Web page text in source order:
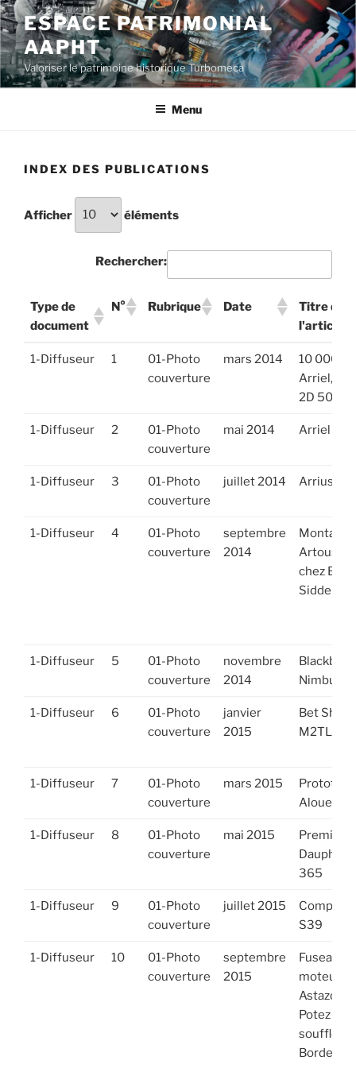
Aller
au
contenu
principal
ESPACE PATRIMONIAL
AAPHT
Valoriser le patrimoine historique Turbomeca
Menu
INDEX DES PUBLICATIONS
Afficher éléments
Rechercher:
Type de
document
N° Rubrique Date
Titre de
l'article
Type de
N° Rubrique
Titre de
l'article
1-Diffuseur 1
01-Photo
couverture
mars 2014
10
Arriel,
2D 50015
1-Diffuseur 2
01-Photo
couverture
mai 2014 Arriel 101
1-Diffuseur 3
01-Photo
couverture
juillet 2014 Arrius 2R
1-Diffuseur 4
01-Photo
couverture
septembre
2014
Montage
Artouste
chez
Siddeley
1-Diffuseur 5
01-Photo
couverture
novembre
2014
Blackburn
Nimbus
1-Diffuseur 6
01-Photo
couverture
janvier
2015
Bet
M2TL
1-Diffuseur 7
01-Photo
couverture
mars 2015
Prototype
Alouette
1-Diffuseur 8
01-Photo
couverture
mai 2015
Premier
Dauphin
365
1-Diffuseur 9
01-Photo
couverture
juillet 2015
S39
1-Diffuseur 10
01-Photo
couverture
septembre
2015
Fuseau
moteur
Astazou
Potez
soufflerie
Bordes